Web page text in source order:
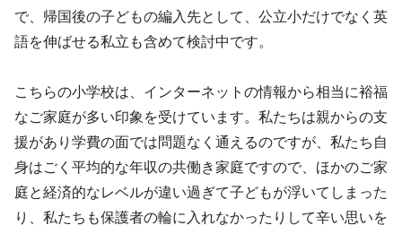
で、帰国後の子どもの編入先として、公立小だけでなく英
語を伸ばせる私立も含めて検討中です。
こちらの小学校は、インターネットの情報から相当に裕福
なご家庭が多い印象を受けています。私たちは親からの支
援があり学費の面では問題なく通えるのですが、私たち自
身はごく平均的な年収の共働き家庭ですので、ほかのご家
庭と経済的なレベルが違い過ぎて子どもが浮いてしまった
り、私たちも保護者の輪に入れなかったりして辛い思いを